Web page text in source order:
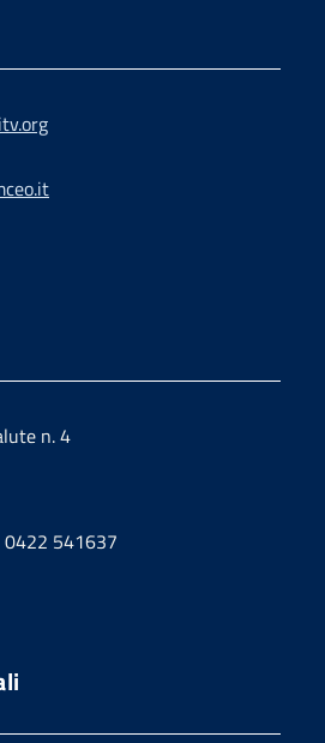
n. 4
541637